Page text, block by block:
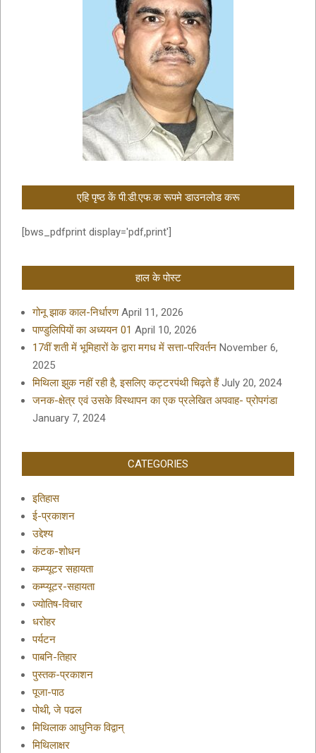
एहि पृष्ठ कें पी.डी.एफ.क रूपमे डाउनलोड करू
[bws_pdfprint display='pdf,print']
हाल के पोस्ट
गोनू झाक काल-निर्धारण April 11, 2026
पाण्डुलिपियों का अध्ययन 01 April 10, 2026
17वीं शती में भूमिहारों के द्वारा मगध में सत्ता-परिवर्तन November 6,
2025
मिथिला झुक नहीं रही है, इसलिए कट्टरपंथी चिढ़ते हैं July 20, 2024
जनक-क्षेत्र एवं उसके विस्थापन का एक प्रलेखित अपवाह- प्रोपगंडा
January 7, 2024
CATEGORIES
इतिहास
ई-प्रकाशन
उद्देश्य
कंटक-शोधन
कम्प्यूटर सहायता
कम्प्यूटर-सहायता
ज्योतिष-विचार
धरोहर
पर्यटन
पाबनि-तिहार
पुस्तक-प्रकाशन
पूजा-पाठ
पोथी, जे पढल
मिथिलाक आधुनिक विद्वान्
मिथिलाक्षर